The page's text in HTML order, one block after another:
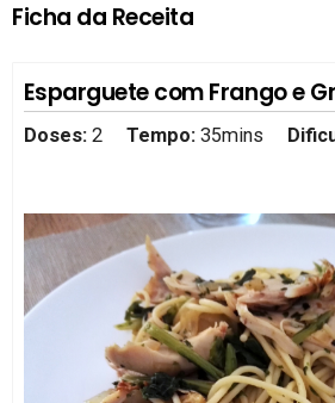
Ficha da Receita
Esparguete com Frango e
Doses: 2 Tempo: 35mins